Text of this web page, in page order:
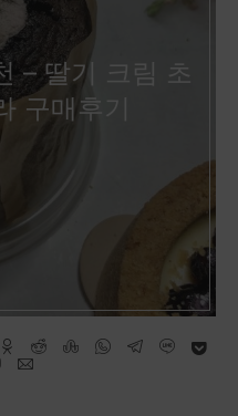
– 딸기 크림 초
구매후기